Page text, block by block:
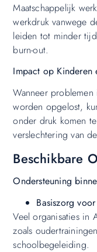
Maatschappelijk
werkdruk vanwege
leiden tot minder
burn-out.
Impact op Kinderen
Wanneer
worden opgelost,
onder druk komen
verslechtering van
Beschikbare
Ondersteuning
Basiszorg
Veel organisaties in
zoals
schoolbegeleiding.